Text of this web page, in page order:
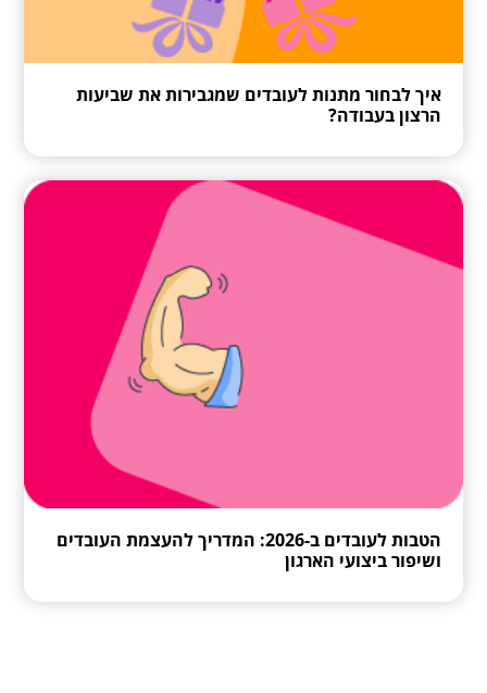
איך לבחור מתנות לעובדים שמגבירות את שביעות
הרצון בעבודה?
הטבות לעובדים ב-2026: המדריך להעצמת העובדים
ושיפור ביצועי הארגון